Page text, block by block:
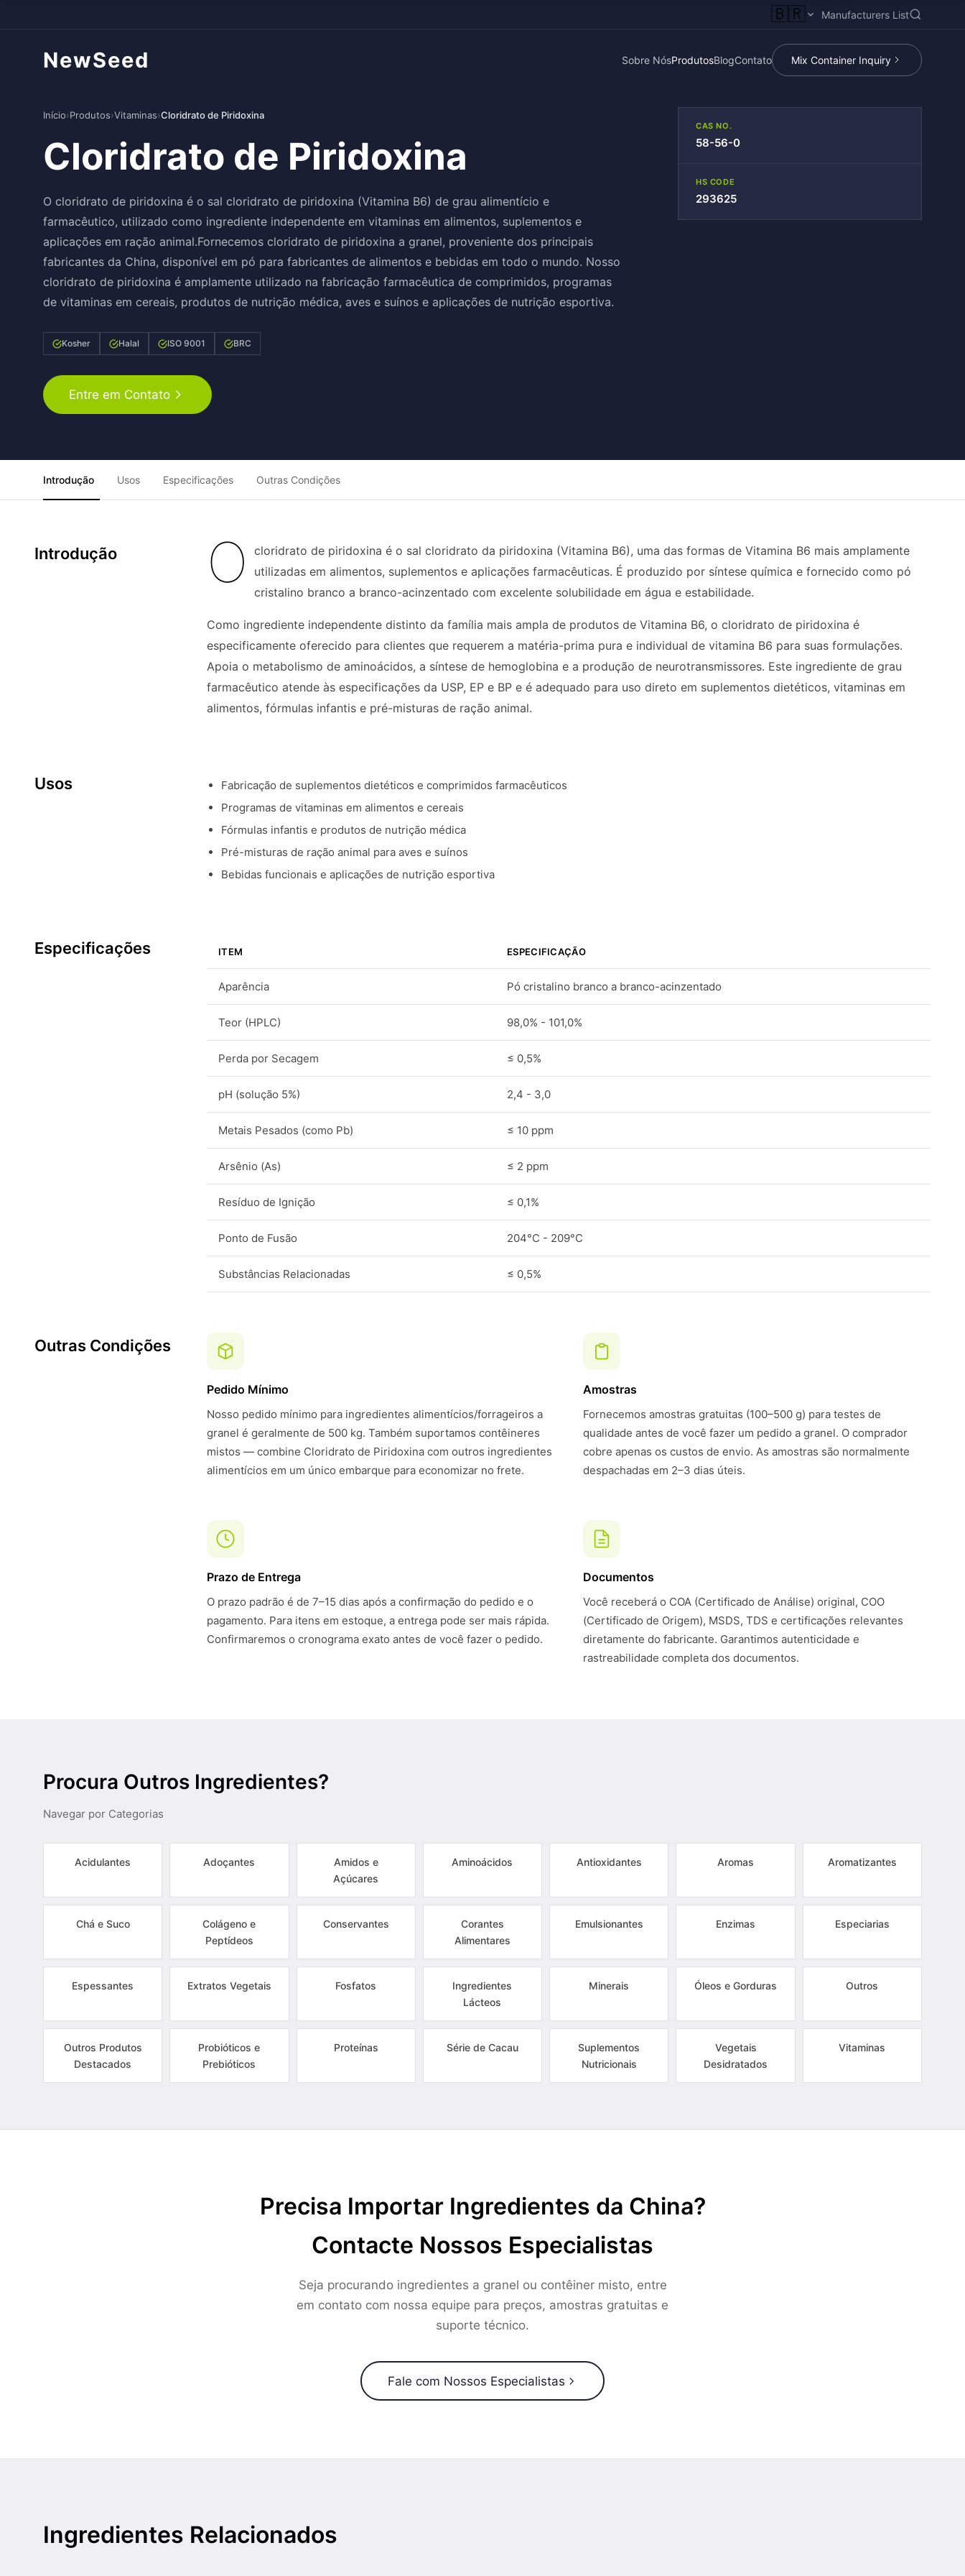
🇧🇷 Manufacturers List
NewSeed Sobre NósProdutosBlogContato Mix Container Inquiry
Início›Produtos›Vitaminas›Cloridrato de Piridoxina
Cloridrato de Piridoxina
O cloridrato de piridoxina é o sal cloridrato de piridoxina (Vitamina B6) de grau alimentício e
farmacêutico, utilizado como ingrediente independente em vitaminas em alimentos, suplementos e
aplicações em ração animal.Fornecemos cloridrato de piridoxina a granel, proveniente dos principais
fabricantes da China, disponível em pó para fabricantes de alimentos e bebidas em todo o mundo. Nosso
cloridrato de piridoxina é amplamente utilizado na fabricação farmacêutica de comprimidos, programas
de vitaminas em cereais, produtos de nutrição médica, aves e suínos e aplicações de nutrição esportiva.
Kosher Halal ISO 9001 BRC
Entre em Contato
CAS NO.
58-56-0
HS CODE
293625
Introdução Usos Especificações Outras Condições
Introdução O
cloridrato de piridoxina é o sal cloridrato da piridoxina (Vitamina B6), uma das formas de Vitamina B6 mais amplamente
utilizadas em alimentos, suplementos e aplicações farmacêuticas. É produzido por síntese química e fornecido como pó
cristalino branco a branco-acinzentado com excelente solubilidade em água e estabilidade.
Como ingrediente independente distinto da família mais ampla de produtos de Vitamina B6, o cloridrato de piridoxina é
especificamente oferecido para clientes que requerem a matéria-prima pura e individual de vitamina B6 para suas formulações.
Apoia o metabolismo de aminoácidos, a síntese de hemoglobina e a produção de neurotransmissores. Este ingrediente de grau
farmacêutico atende às especificações da USP, EP e BP e é adequado para uso direto em suplementos dietéticos, vitaminas em
alimentos, fórmulas infantis e pré-misturas de ração animal.
Usos
Fabricação de suplementos dietéticos e comprimidos farmacêuticos
Programas de vitaminas em alimentos e cereais
Fórmulas infantis e produtos de nutrição médica
Pré-misturas de ração animal para aves e suínos
Bebidas funcionais e aplicações de nutrição esportiva
Especificações ITEM ESPECIFICAÇÃO
Aparência Pó cristalino branco a branco-acinzentado
Teor (HPLC) 98,0% - 101,0%
Perda por Secagem ≤ 0,5%
pH (solução 5%) 2,4 - 3,0
Metais Pesados (como Pb) ≤ 10 ppm
Arsênio (As) ≤ 2 ppm
Resíduo de Ignição ≤ 0,1%
Ponto de Fusão 204°C - 209°C
Substâncias Relacionadas ≤ 0,5%
Outras Condições
Pedido Mínimo
Nosso pedido mínimo para ingredientes alimentícios/forrageiros a
granel é geralmente de 500 kg. Também suportamos contêineres
mistos — combine Cloridrato de Piridoxina com outros ingredientes
alimentícios em um único embarque para economizar no frete.
Amostras
Fornecemos amostras gratuitas (100–500 g) para testes de
qualidade antes de você fazer um pedido a granel. O comprador
cobre apenas os custos de envio. As amostras são normalmente
despachadas em 2–3 dias úteis.
Prazo de Entrega
O prazo padrão é de 7–15 dias após a confirmação do pedido e o
pagamento. Para itens em estoque, a entrega pode ser mais rápida.
Confirmaremos o cronograma exato antes de você fazer o pedido.
Documentos
Você receberá o COA (Certificado de Análise) original, COO
(Certificado de Origem), MSDS, TDS e certificações relevantes
diretamente do fabricante. Garantimos autenticidade e
rastreabilidade completa dos documentos.
Procura Outros Ingredientes?
Navegar por Categorias
Acidulantes Adoçantes
Amidos e
Açúcares
Aminoácidos Antioxidantes Aromas Aromatizantes
Chá e Suco
Colágeno e
Peptídeos
Conservantes
Corantes
Alimentares
Emulsionantes Enzimas Especiarias
Espessantes Extratos Vegetais Fosfatos
Ingredientes
Lácteos
Minerais Óleos e Gorduras Outros
Outros Produtos
Destacados
Probióticos e
Prebióticos
Proteínas Série de Cacau
Suplementos
Nutricionais
Vegetais
Desidratados
Vitaminas
Precisa Importar Ingredientes da China?
Contacte Nossos Especialistas
Seja procurando ingredientes a granel ou contêiner misto, entre
em contato com nossa equipe para preços, amostras gratuitas e
suporte técnico.
Fale com Nossos Especialistas
Ingredientes Relacionados